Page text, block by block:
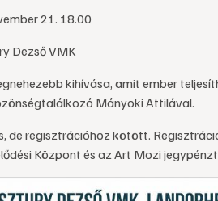
21. 18.00
Dezső VMK
kihívása, amit ember
Mányoki Attilával.
de regisztrációhoz kötött.
Központ és az Art Mozi